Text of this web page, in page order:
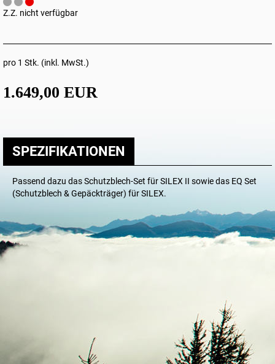
Z.Z. nicht verfügbar
pro 1 Stk. (inkl. MwSt.)
1.649,00 EUR
SPEZIFIKATIONEN
Passend dazu dasSchutzblech-Set für SILEX II sowie das EQ Set
(Schutzblech & Gepäckträger) für SILEX.